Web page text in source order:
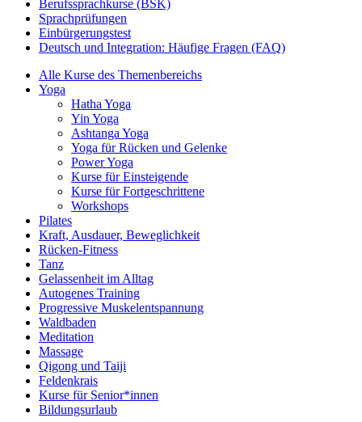
Berufssprachkurse (BSK)
Sprachprüfungen
Einbürgerungstest
Deutsch und Integration: Häufige Fragen (FAQ)
Alle Kurse des Themenbereichs
Yoga
Hatha Yoga
Yin Yoga
Ashtanga Yoga
Yoga für Rücken und Gelenke
Power Yoga
Kurse für Einsteigende
Kurse für Fortgeschrittene
Workshops
Pilates
Kraft, Ausdauer, Beweglichkeit
Rücken-Fitness
Tanz
Gelassenheit im Alltag
Autogenes Training
Progressive Muskelentspannung
Waldbaden
Meditation
Massage
Qigong und Taiji
Feldenkrais
Kurse für Senior*innen
Bildungsurlaub